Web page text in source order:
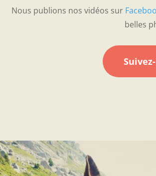
Nous publions nos vidéos sur
belles